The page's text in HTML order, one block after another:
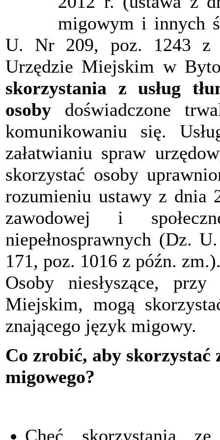
migowym i innych
U. Nr 209, poz. 1243 z
Urzędzie Miejskim w
skorzystania z usług
osoby doświadczone
komunikowaniu się.
załatwianiu spraw
skorzystać osoby
rozumieniu ustawy z dnia
zawodowej i
niepełnosprawnych (Dz.
171, poz. 1016 z późn.
Osoby niesłyszące,
Miejskim, mogą
znającego język migowy.
Co zrobić, aby skorzystać
migowego?
Chęć skorzystania